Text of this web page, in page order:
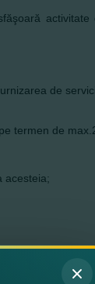
de
termen de
acesteia;